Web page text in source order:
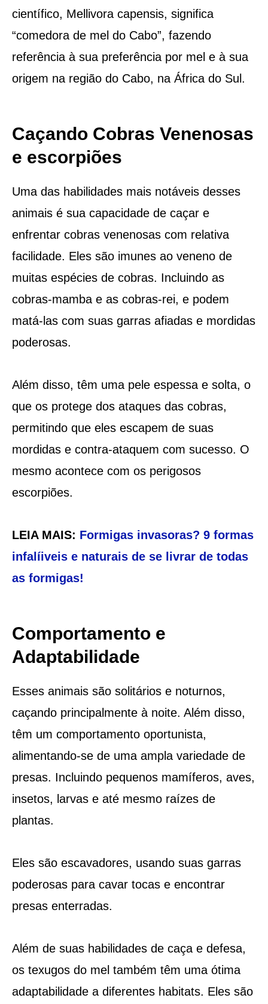
científico, Mellivora capensis, significa
“comedora de mel do Cabo”, fazendo
referência à sua preferência por mel e à sua
origem na região do Cabo, na África do Sul.
Caçando Cobras Venenosas
e escorpiões
Uma das habilidades mais notáveis desses
animais é sua capacidade de caçar e
enfrentar cobras venenosas com relativa
facilidade. Eles são imunes ao veneno de
muitas espécies de cobras. Incluindo as
cobras-mamba e as cobras-rei, e podem
matá-las com suas garras afiadas e mordidas
poderosas.
Além disso, têm uma pele espessa e solta, o
que os protege dos ataques das cobras,
permitindo que eles escapem de suas
mordidas e contra-ataquem com sucesso. O
mesmo acontece com os perigosos
escorpiões.
LEIA MAIS: Formigas invasoras? 9 formas
infalíiveis e naturais de se livrar de todas
as formigas!
Comportamento e
Adaptabilidade
Esses animais são solitários e noturnos,
caçando principalmente à noite. Além disso,
têm um comportamento oportunista,
alimentando-se de uma ampla variedade de
presas. Incluindo pequenos mamíferos, aves,
insetos, larvas e até mesmo raízes de
plantas.
Eles são escavadores, usando suas garras
poderosas para cavar tocas e encontrar
presas enterradas.
Além de suas habilidades de caça e defesa,
os texugos do mel também têm uma ótima
adaptabilidade a diferentes habitats. Eles são